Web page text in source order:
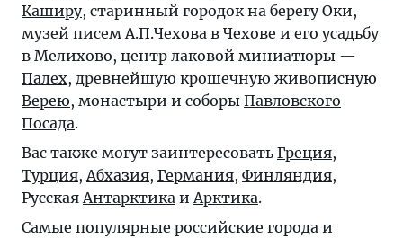
Каширу, старинный городок на берегу Оки,
музей писем А.П.Чехова в Чехове и его усадьбу
в Мелихово, центр лаковой миниатюры —
Палех, древнейшую крошечную живописную
Верею, монастыри и соборы Павловского
Посада.
Вас также могут заинтересовать Греция,
Турция, Абхазия, Германия, Финляндия,
Русская Антарктика и Арктика.
Самые популярные российские города и